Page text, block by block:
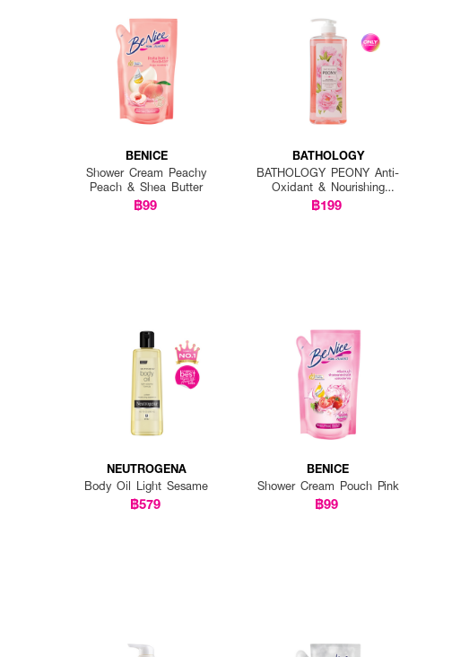
BENICE
Shower Cream Peachy
Peach & Shea Butter
฿99
BATHOLOGY
BATHOLOGY PEONY Anti-
Oxidant & Nourishing
Shower Gel
฿199
NEUTROGENA
Body Oil Light Sesame
฿579
BENICE
Shower Cream Pouch Pink
฿99